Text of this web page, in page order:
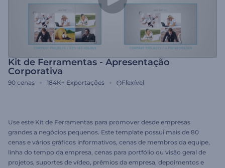
Kit de Ferramentas - Apresentação
Corporativa
90 cenas 184K+ Exportações Flexível
Use este Kit de Ferramentas para promover desde empresas
grandes a negócios pequenos. Este template possui mais de 80
cenas e vários gráficos informativos, cenas de membros da equipe,
linha do tempo da empresa, cenas para portfólio ou visão geral de
projetos, suportes de vídeo, prêmios da empresa, depoimentos e